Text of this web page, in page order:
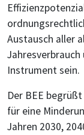
Austausch aller
Jahresverbrauch
Instrument sein.
Der BEE
für eine
Jahren 2030,